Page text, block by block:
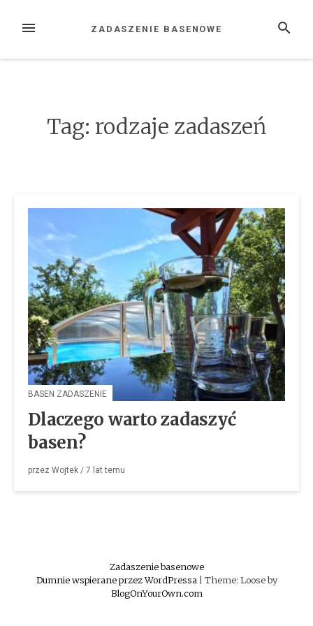
MENU SZUKAJ
ZADASZENIE BASENOWE
Tag: rodzaje zadaszeń
BASEN ZADASZENIE
Dlaczego warto zadaszyć
basen?
przez Wojtek / 7 lat temu
Zadaszenie basenowe
Dumnie wspierane przez WordPressa
Theme: Loose by
BlogOnYourOwn.com